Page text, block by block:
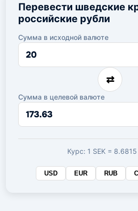
Перевести шведские
российские рубли
Сумма в исходной валюте
Сумма
исходной
⇄
Сумма в целевой валюте
Сумма
целевой
валюте
Курс: 1 SEK = 8.6815
USD EUR RUB